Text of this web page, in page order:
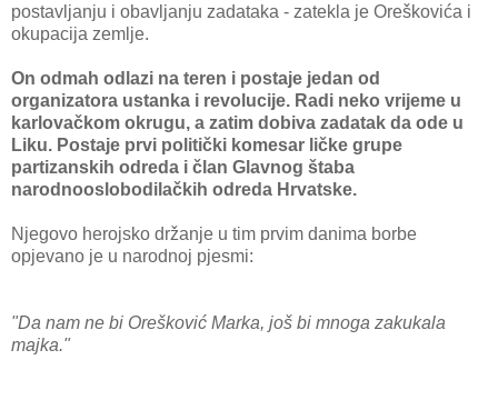
postavljanju i obavljanju zadataka - zatekla je Oreškovića i
okupacija zemlje.
On odmah odlazi na teren i postaje jedan od
organizatora ustanka i revolucije. Radi neko vrijeme u
karlovačkom okrugu, a zatim dobiva zadatak da ode u
Liku. Postaje prvi politički komesar ličke grupe
partizanskih odreda i član Glavnog štaba
narodnooslobodilačkih odreda Hrvatske.
Njegovo herojsko držanje u tim prvim danima borbe
opjevano je u narodnoj pjesmi:
"Da nam ne bi Orešković Marka, još bi mnoga zakukala
majka."